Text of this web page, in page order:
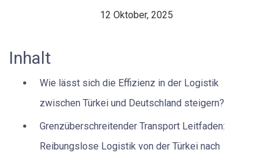
12 Oktober, 2025
Inhalt
Wie lässt sich die Effizienz in der Logistik
zwischen Türkei und Deutschland steigern?
Grenzüberschreitender Transport Leitfaden:
Reibungslose Logistik von der Türkei nach